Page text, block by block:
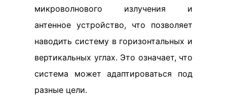
микроволнового излучения и
антенное устройство, что позволяет
наводить систему в горизонтальных и
вертикальных углах. Это означает, что
система может адаптироваться под
разные цели.